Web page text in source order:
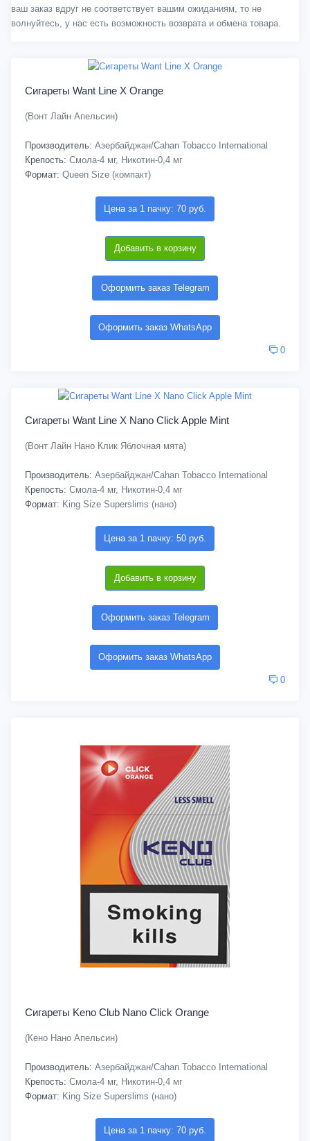
ваш заказ вдруг не соответствует вашим ожиданиям, то не
волнуйтесь, у нас есть возможность возврата и обмена товара.
Сигареты Want Line X Orange
(Вонт Лайн Апельсин)
Производитель: Азербайджан/Cahan Tobacco International
Крепость: Смола-4 мг, Никотин-0,4 мг
Формат: Queen Size (компакт)
Цена за 1 пачку: 70 руб.
Добавить в корзину
Оформить заказ Telegram
Оформить заказ WhatsApp
0
Сигареты Want Line X Nano Click Apple Mint
(Вонт Лайн Нано Клик Яблочная мята)
Производитель: Азербайджан/Cahan Tobacco International
Крепость: Смола-4 мг, Никотин-0,4 мг
Формат: King Size Superslims (нано)
Цена за 1 пачку: 50 руб.
Добавить в корзину
Оформить заказ Telegram
Оформить заказ WhatsApp
0
Сигареты Keno Club Nano Click Orange
(Кено Нано Апельсин)
Производитель: Азербайджан/Cahan Tobacco International
Крепость: Смола-4 мг, Никотин-0,4 мг
Формат: King Size Superslims (нано)
Цена за 1 пачку: 70 руб.